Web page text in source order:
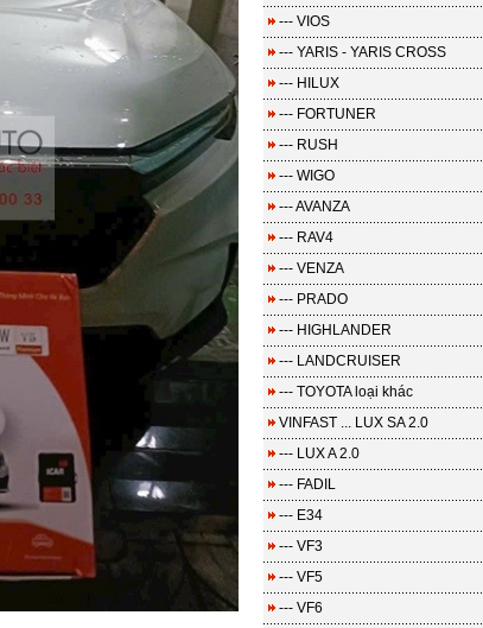
--- VIOS
--- YARIS - YARIS CROSS
--- HILUX
--- FORTUNER
--- RUSH
--- WIGO
--- AVANZA
--- RAV4
--- VENZA
--- PRADO
--- HIGHLANDER
--- LANDCRUISER
--- TOYOTA loại khác
VINFAST ... LUX SA 2.0
--- LUX A 2.0
--- FADIL
--- E34
--- VF3
--- VF5
--- VF6